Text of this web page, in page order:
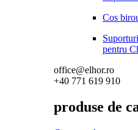
Cos
pentru
office@elhor.ro
+40 771 619 910
produse de